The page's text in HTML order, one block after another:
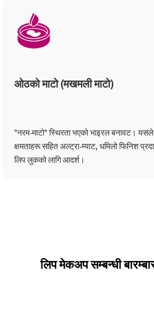
ओठको माटो (मखमली माटो)
"नरम-माटो" स्थिरता भएको भाइरल बनावट।
क्षमताहरू सहित अल्ट्रा-म्याट, धमिलो फिनिश
लिप लुकको लागि आदर्श।
लिप मेकअप सम्बन्धी